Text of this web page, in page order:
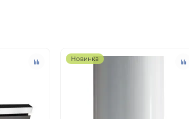
Новинка